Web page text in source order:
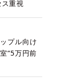
重視
プル向け
“5万円前